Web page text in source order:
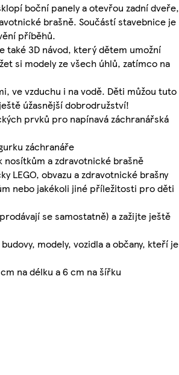
boční panely a otevřou zadní dveře,
brašně. Součástí stavebnice je
příběhů.
také 3D návod, který dětem umožní
si modely ze všech úhlů, zatímco na
ve vzduchu i na vodě. Děti můžou tuto
úžasnější dobrodružství!
prvků pro napínavá záchranářská
záchranáře
nosítkům a zdravotnické brašně
LEGO, obvazu a zdravotnické brašny
nebo jakékoli jiné příležitosti pro děti
se samostatně) a zažijte ještě
modely, vozidla a občany, kteří je
na délku a 6 cm na šířku